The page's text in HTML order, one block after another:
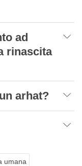
ad
rinascita
arhat?
umana